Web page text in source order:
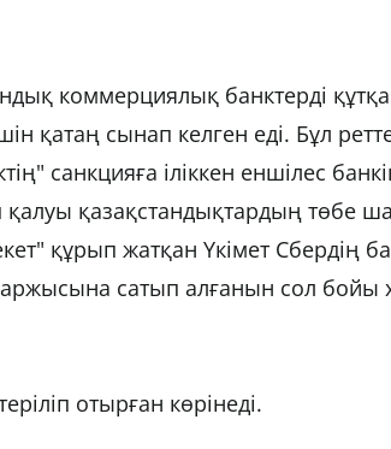
коммерциялық банктерді
қатаң сынап келген еді. Бұл
санкцияға іліккен еншілес
қалуы қазақстандықтардың төбе
құрып жатқан Үкімет Сбердің
сатып алғанын сол бойы
отырған көрінеді.